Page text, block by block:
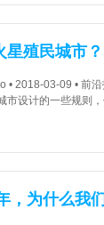
殖民城市？
2018-03-09 • 前
设计的一些规则
，为什么我